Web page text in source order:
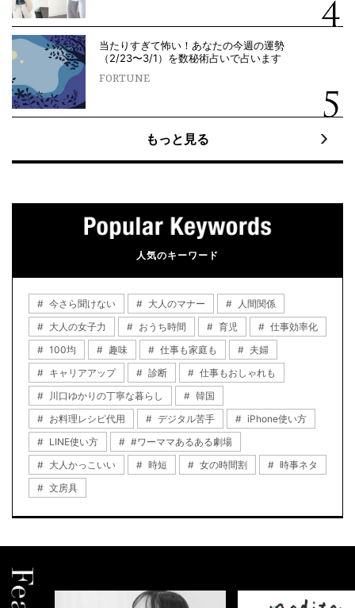
当たりすぎて怖い！あなたの今週の運勢
（2/23〜3/1）を数秘術占いで占います
FORTUNE
もっと見る
人気のキーワード
今さら聞けない 大人のマナー
人間関係
大人の女子力
おうち時間 育児
仕事効率化
100均
趣味 仕事も家庭も
夫婦
キャリアアップ
診断
仕事もおしゃれも
川口ゆかりの丁寧な暮らし
韓国
お料理レシピ代用
デジタル苦手
iPhone使い方
LINE使い方
#ワーママあるある劇場
大人かっこいい
時短 女の時間割
時事ネタ
文房具